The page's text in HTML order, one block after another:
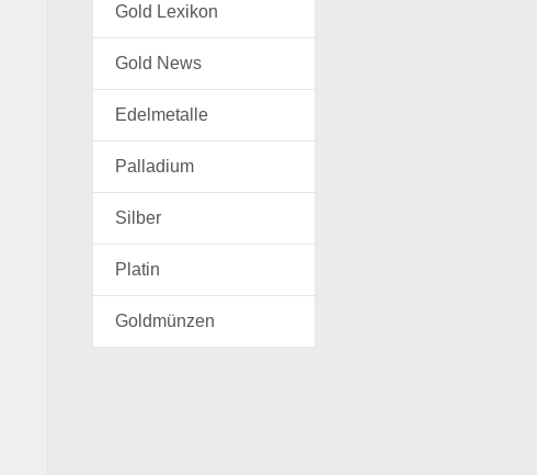
Gold Lexikon
Gold News
Edelmetalle
Palladium
Silber
Platin
Goldmünzen